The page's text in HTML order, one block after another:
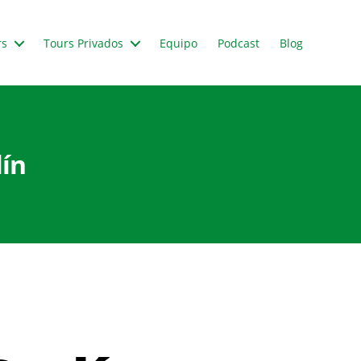
Tours Privados Equipo Podcast Blog